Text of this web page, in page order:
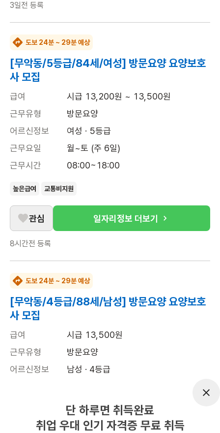
3일전 등록
도보 24분 ~ 29분 예상
[무악동/5등급/84세/여성] 방문요양 요양보호
사 모집
급여
시급 13,200원 ~ 13,500원
근무유형
방문요양
어르신정보
여성 · 5등급
근무요일
월~토 (주 6일)
근무시간
08:00~18:00
높은급여 교통비지원
관심 일자리정보 더보기
8시간전 등록
도보 24분 ~ 29분 예상
[무악동/4등급/88세/남성] 방문요양 요양보호
사 모집
급여
시급 13,500원
근무유형
방문요양
어르신정보
남성 · 4등급
09:00~12:00
높은급여 초보가능
단 하루면 취득완료
취업 우대 인기 자격증 무료 취득